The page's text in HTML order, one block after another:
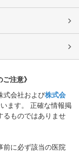
注意》
式会社および株式会
ます。 正確な情報掲
るものではありませ
前に必ず該当の医院